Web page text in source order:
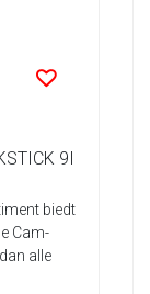
9I
biedt
Cam-
alle